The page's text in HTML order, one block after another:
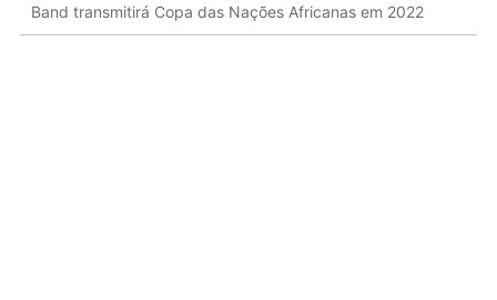
Band transmitirá Copa das Nações Africanas em 2022